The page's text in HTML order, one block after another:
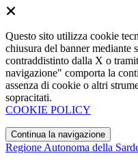
Questo sito utilizza cookie
chiusura del banner mediante
contraddistinto dalla X o
navigazione" comporta la
assenza di cookie o altri
sopracitati.
COOKIE POLICY
Continua la navigazione
Regione Autonoma della